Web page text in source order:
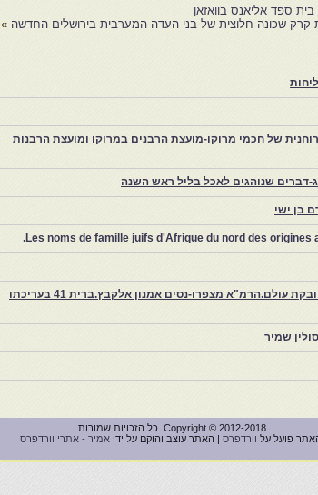
ספד אליאנס בוואזאן
קרק שכונה חלוצית של בני העדה המערבית בירושלים החדשה »
של חכמי מרוקו-מועצת הרבנים במרוקו ומועצת הרבנות
דברים שנוהגים לאכל בליל ראש השנה
בן ישי
Les noms de famille juifs d'Afrique du nord des origines
צפרו – קהילה יהודית קטנה במרוקו, ויצירת חכמיה חובקת עולם.הרמ"א מצפרו-נסים אמנון אלקבץ.ברית 41 בעריכתו
שמיר
Copyright © 2012-2018. כל הזכויות שמורות.
פועל על וורדפרס | האתר עוצב והוקם על ידי אמיר - אתרי וורדפרס